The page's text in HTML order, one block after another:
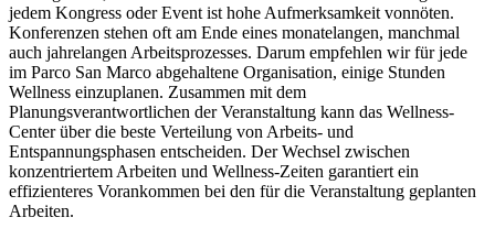
jedem Kongress oder Event ist hohe Aufmerksamkeit vonnöten.
Konferenzen stehen oft am Ende eines monatelangen, manchmal
auch jahrelangen Arbeitsprozesses. Darum empfehlen wir für jede
im Parco San Marco abgehaltene Organisation, einige Stunden
Wellness einzuplanen. Zusammen mit dem
Planungsverantwortlichen der Veranstaltung kann das Wellness-
Center über die beste Verteilung von Arbeits- und
Entspannungsphasen entscheiden. Der Wechsel zwischen
konzentriertem Arbeiten und Wellness-Zeiten garantiert ein
effizienteres Vorankommen bei den für die Veranstaltung geplanten
Arbeiten.